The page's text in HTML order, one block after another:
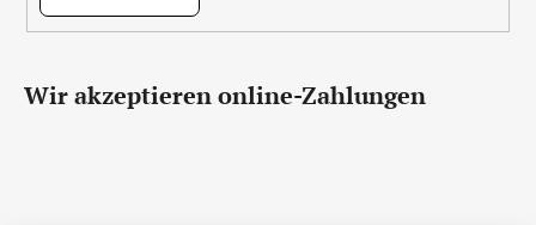
Wir akzeptieren online-Zahlungen